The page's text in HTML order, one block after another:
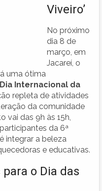
Viveiro’
No próximo
dia 8 de
março, em
Jacareí, o
uma ótima
Dia Internacional da
repleta de atividades
da comunidade
vai das 9h às 15h,
da 6ª
integrar a beleza
e educativas.
o Dia das